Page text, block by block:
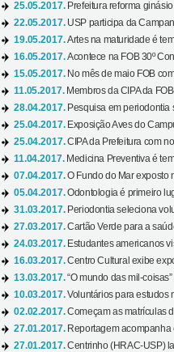
25.05.2017. Prefeitura reforma
22.05.2017. USP participa da
19.05.2017.Artes na maturidade é
16.05.2017.Acontece na FOB 30º
15.05.2017. No mês de maio FOB
11.05.2017. Membros da CIPA da
28.04.2017. Pesquisa em periodontia
25.04.2017. Exposição Aves do
25.04.2017.CIPA da Prefeitura com
11.04.2017. Medicina Preventiva é
07.04.2017.O Fundo do Mar exposto
05.04.2017.Odontologia é primeiro
31.03.2017. Periodontia seleciona
27.03.2017.Cartão Verde para a
24.03.2017. Estudantes americanos
16.03.2017.Centro Cultural exibe
13.03.2017.“O mundo das mil-
10.03.2017.Voluntários para estudos
02.02.2017.Começam as matrículas
27.01.2017. Reportagem
27.01.2017.Centrinho (HRAC-USP)